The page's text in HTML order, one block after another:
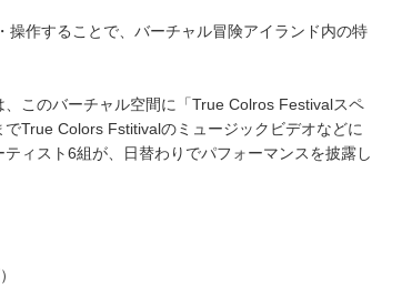
操作することで、バーチャル冒険アイランド内の特
このバーチャル空間に「True Colros Festivalスペ
True Colors Fstitivalのミュージックビデオなどに
ィスト6組が、日替わりでパフォーマンスを披露し